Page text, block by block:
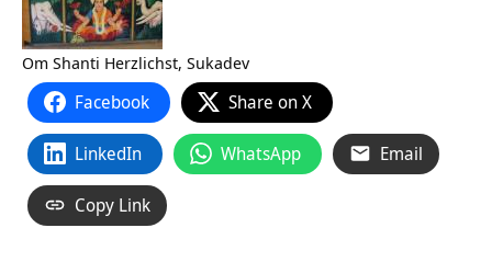
Om Shanti Herzlichst, Sukadev
Facebook Share on X
LinkedIn WhatsApp Email
Copy Link